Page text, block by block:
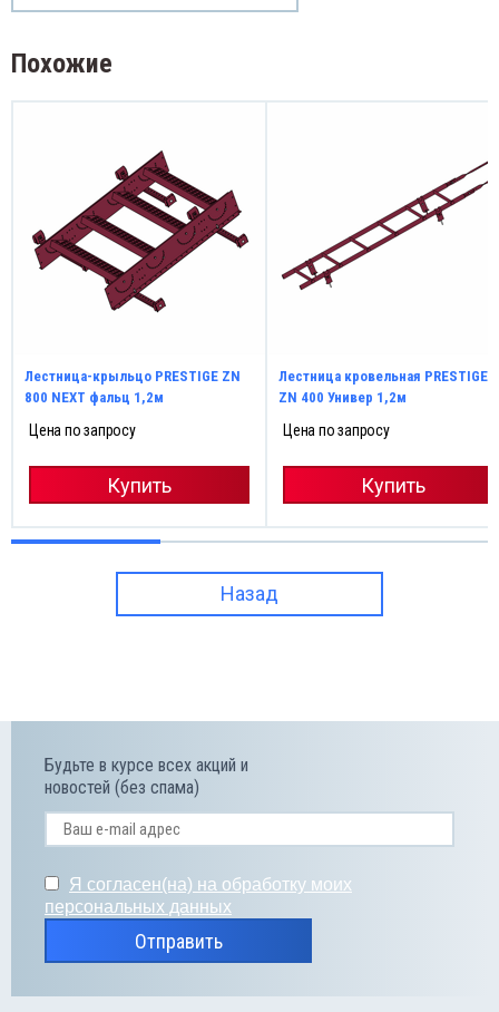
Похожие
Лестница-крыльцо PRESTIGE ZN
800 NEXT фальц 1,2м
Цена по запросу
Купить
Лестница кровельная PRESTIGE
ZN 400 Универ 1,2м
Цена по запросу
Купить
Назад
Будьте в курсе всех акций и
новостей (без спама)
Я согласен(на) на обработку моих
персональных данных
Отправить